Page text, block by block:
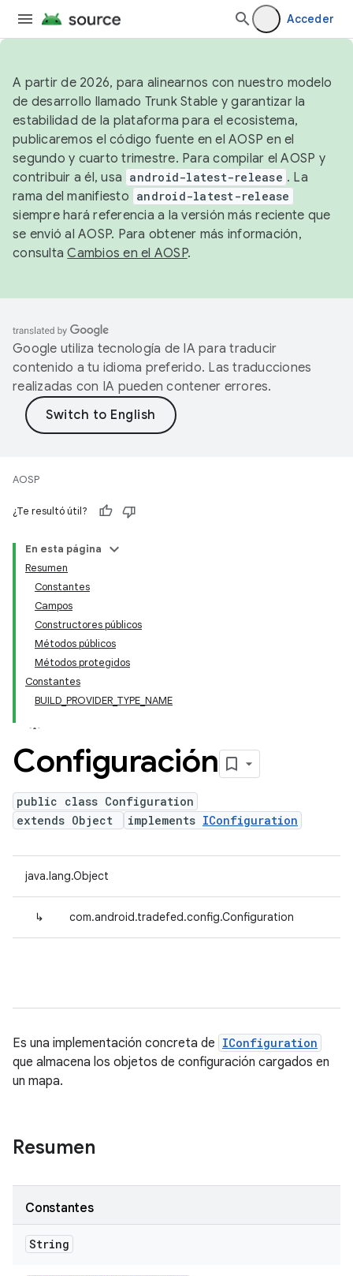
Acceder
A partir de 2026, para alinearnos con nuestro modelo
de desarrollo llamado Trunk Stable y garantizar la
estabilidad de la plataforma para el ecosistema,
publicaremos el código fuente en el AOSP en el
segundo y cuarto trimestre. Para compilar el AOSP y
contribuir a él, usa android-latest-release . La
rama del manifiesto android-latest-release
siempre hará referencia a la versión más reciente que
se envió al AOSP. Para obtener más información,
consultaCambios en el AOSP.
Google utiliza tecnología de IA para traducir
contenido a tu idioma preferido. Las traducciones
realizadas con IA pueden contener errores.
AOSP
¿Te resultó útil?
En esta página
Resumen
Constantes
Campos
Constructores públicos
Métodos públicos
Métodos protegidos
Constantes
BUILD_PROVIDER_TYPE_NAME
Configuración
public class Configuration
extends Object
implements IConfiguration
java.lang.Object
↳ com.android.tradefed.config.Configuration
Es una implementación concreta de IConfiguration
que almacena los objetos de configuración cargados en
un mapa.
Resumen
Constantes
String